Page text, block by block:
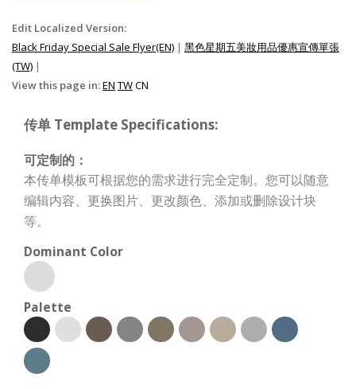
Edit Localized Version:
Black Friday Special Sale Flyer(EN) | 黑色星期五美妝用品優惠宣傳單張
(TW) |
View this page in:EN TWCN
传单 Template Specifications:
可定制的：
本传单模板可根据您的需求进行完全定制。您可以随意
编辑内容、更换图片、更改颜色、添加或删除设计块
等。
Dominant Color
Palette